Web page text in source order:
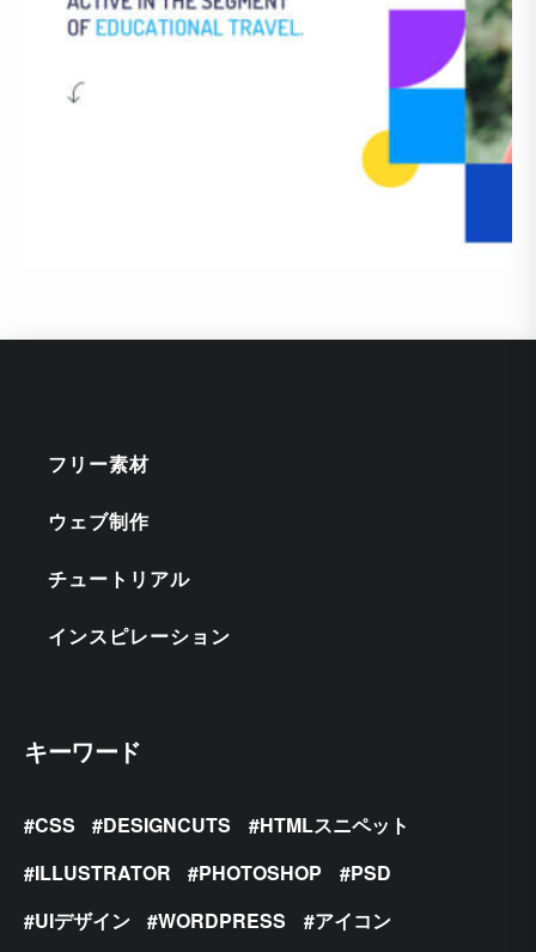
フリー素材
ウェブ制作
チュートリアル
インスピレーション
キーワード
CSS DESIGNCUTS
HTMLスニペット
ILLUSTRATOR
PHOTOSHOP
PSD
UIデザイン
WORDPRESS
アイコン